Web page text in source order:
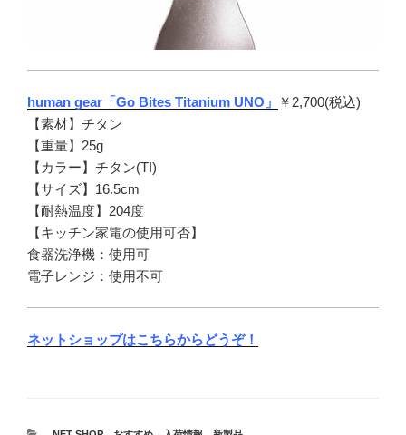
human gear「Go Bites Titanium UNO」
￥2,700(税込)
【素材】チタン
【重量】25g
【カラー】チタン(TI)
【サイズ】16.5cm
【耐熱温度】204度
【キッチン家電の使用可否】
食器洗浄機：使用可
電子レンジ：使用不可
ネットショップはこちらからどうぞ！